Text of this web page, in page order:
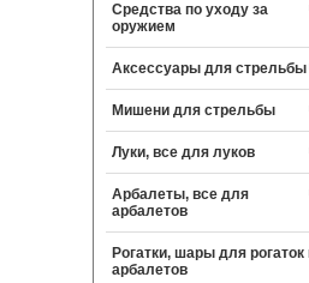
Средства по уходу за
оружием
Аксессуары для стрельбы
Мишени для стрельбы
Луки, все для луков
Арбалеты, все для
арбалетов
Рогатки, шары для рогаток
арбалетов